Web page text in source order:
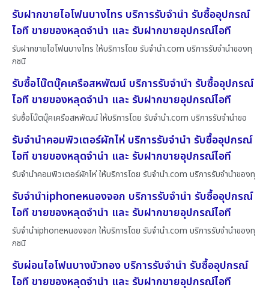
รับฝากขายไอโฟนบางไทร บริการรับจำนำ รับซื้ออุปกรณ์
ไอที ขายของหลุดจำนำ และ รับฝากขายอุปกรณ์ไอที
รับฝากขายไอโฟนบางไทร ให้บริการโดย รับจํานํา.com บริการรับจำนำของทุ
กชนิ
รับซื้อโน๊ตบุ๊คเครือสหพัฒน์ บริการรับจำนำ รับซื้ออุปกรณ์
ไอที ขายของหลุดจำนำ และ รับฝากขายอุปกรณ์ไอที
รับซื้อโน๊ตบุ๊คเครือสหพัฒน์ ให้บริการโดย รับจํานํา.com บริการรับจำนำขอ
รับจำนำคอมพิวเตอร์ผักไห่ บริการรับจำนำ รับซื้ออุปกรณ์
ไอที ขายของหลุดจำนำ และ รับฝากขายอุปกรณ์ไอที
รับจำนำคอมพิวเตอร์ผักไห่ ให้บริการโดย รับจํานํา.com บริการรับจำนำของทุ
รับจำนำiphoneหนองจอก บริการรับจำนำ รับซื้ออุปกรณ์
ไอที ขายของหลุดจำนำ และ รับฝากขายอุปกรณ์ไอที
รับจำนำiphoneหนองจอก ให้บริการโดย รับจํานํา.com บริการรับจำนำของทุ
กชนิ
รับผ่อนไอโฟนบางบัวทอง บริการรับจำนำ รับซื้ออุปกรณ์
ไอที ขายของหลุดจำนำ และ รับฝากขายอุปกรณ์ไอที